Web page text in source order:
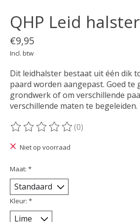
QHP Leid halster
€9,95
Incl. btw
Dit leidhalster bestaat uit één dik
paard worden aangepast. Goed te
grondwerk of om verschillende
verschillende maten te begeleiden.
De beoordeling van dit product is
(0)
Niet op voorraad
Maat: *
Kleur: *